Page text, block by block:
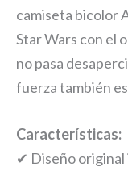
camiseta bicolor
Star Wars con el
no pasa
fuerza también
Características:
✔ Diseño original